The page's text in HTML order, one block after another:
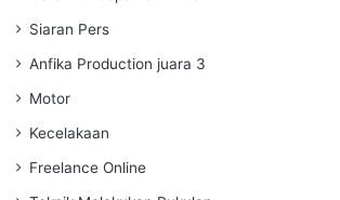
Siaran Pers
Anfika Production juara 3
Motor
Kecelakaan
Freelance Online